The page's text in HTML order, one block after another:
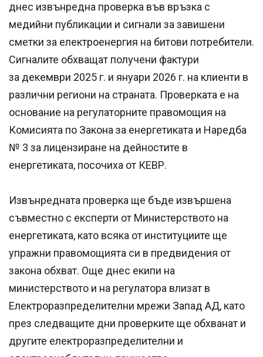
днес извънредна проверка във връзка с
медийни публикации и сигнали за завишени
сметки за електроенергия на битови потребители.
Сигналите обхващат получени фактури
за декември 2025 г. и януари 2026 г. на клиенти в
различни региони на страната. Проверката е на
основание на регулаторните правомощия на
Комисията по Закона за енергетиката и Наредба
№ 3 за лицензиране на дейностите в
енергетиката, посочиха от КЕВР.
Извънредната проверка ще бъде извършена
съвместно с експерти от Министерството на
енергетиката, като всяка от институциите ще
упражни правомощията си в предвидения от
закона обхват. Още днес екипи на
министерството и на регулатора влизат в
Електроразпределителни мрежи Запад АД, като
през следващите дни проверките ще обхванат и
другите електроразпределителни и